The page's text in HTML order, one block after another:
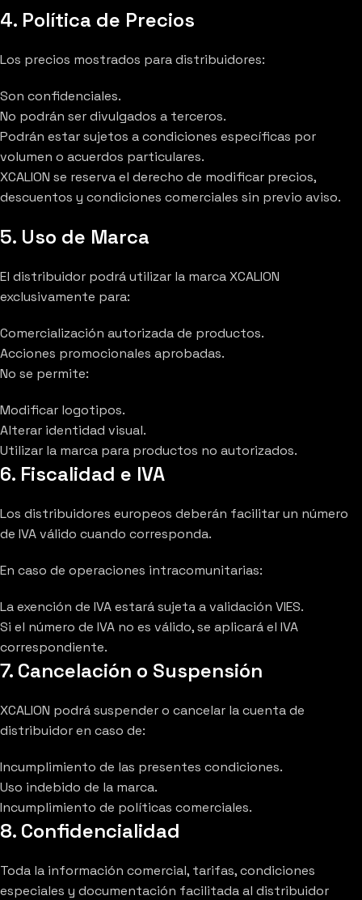
4. Política de Precios
Los precios mostrados para distribuidores:
Son confidenciales.
No podrán ser divulgados a terceros.
Podrán estar sujetos a condiciones específicas por
volumen o acuerdos particulares.
XCALION se reserva el derecho de modificar precios,
descuentos y condiciones comerciales sin previo aviso.
5. Uso de Marca
El distribuidor podrá utilizar la marca XCALION
exclusivamente para:
Comercialización autorizada de productos.
Acciones promocionales aprobadas.
No se permite:
Modificar logotipos.
Alterar identidad visual.
Utilizar la marca para productos no autorizados.
6. Fiscalidad e IVA
Los distribuidores europeos deberán facilitar un número
de IVA válido cuando corresponda.
En caso de operaciones intracomunitarias:
La exención de IVA estará sujeta a validación VIES.
Si el número de IVA no es válido, se aplicará el IVA
correspondiente.
7. Cancelación o Suspensión
XCALION podrá suspender o cancelar la cuenta de
distribuidor en caso de:
Incumplimiento de las presentes condiciones.
Uso indebido de la marca.
Incumplimiento de políticas comerciales.
8. Confidencialidad
Toda la información comercial, tarifas, condiciones
especiales y documentación facilitada al distribuidor